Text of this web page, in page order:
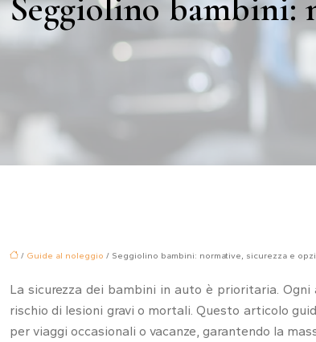
/ Guide al noleggio / Seggiolino bambini: normative, sicurezza e
La sicurezza dei bambini in auto è prioritaria.
rischio di lesioni gravi o mortali. Questo articolo
per viaggi occasionali o vacanze, garantendo la